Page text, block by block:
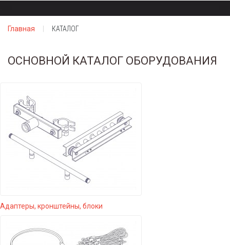
Главная КАТАЛОГ
ОСНОВНОЙ КАТАЛОГ ОБОРУДОВАНИЯ
Адаптеры, кронштейны, блоки